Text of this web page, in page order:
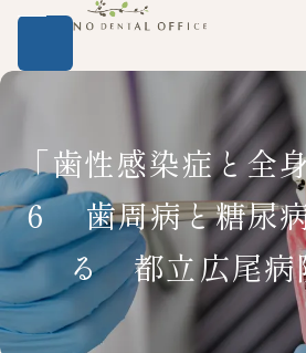
「歯性感染症と全
６ 歯周病と糖尿
る 都立広尾